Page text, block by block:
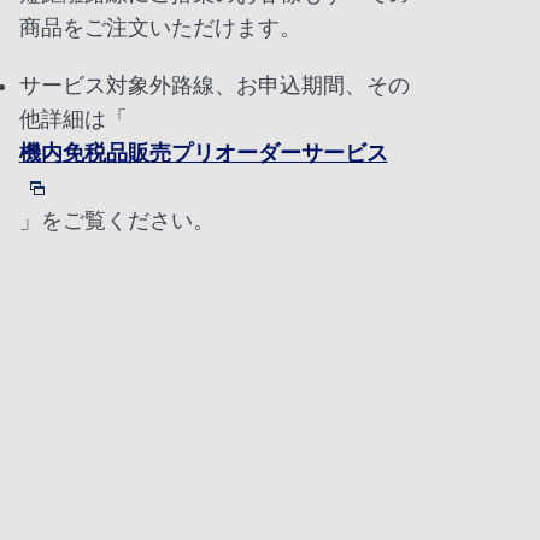
商品をご注文いただけます。
サービス対象外路線、お申込期間、その
他詳細は「
機内免税品販売プリオーダーサービス
」をご覧ください。